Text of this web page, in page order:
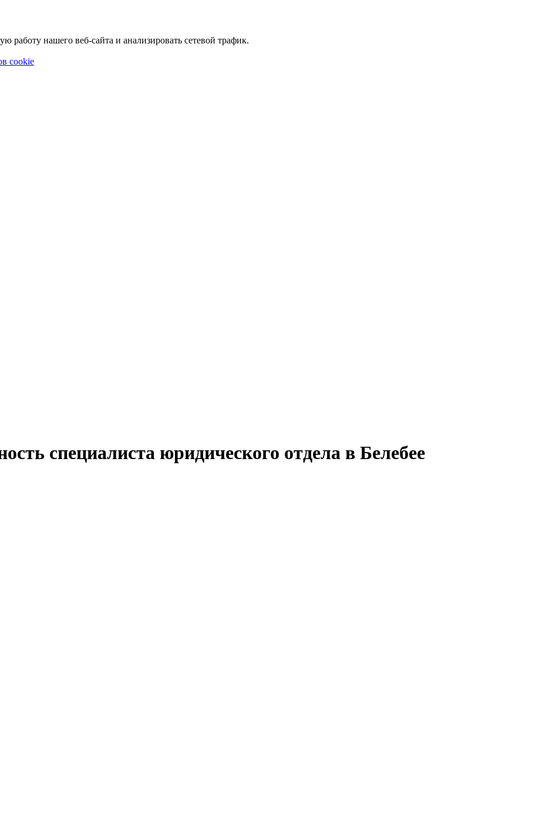
нашего веб-сайта и анализировать сетевой трафик.
cookie
специалиста юридического отдела в Белебее